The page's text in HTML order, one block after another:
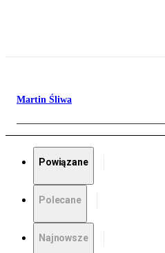
Martin Śliwa
Powiązane
Polecane
Najnowsze